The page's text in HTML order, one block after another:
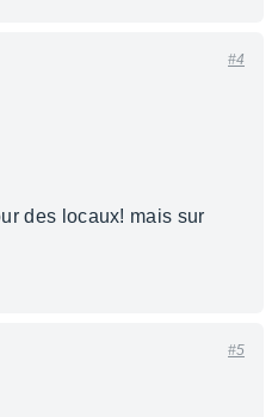
#4
des locaux! mais sur
#5